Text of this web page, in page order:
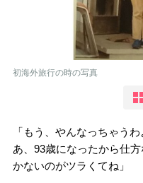
初海外旅行の時の写真
「もう、やんなっちゃう
あ、93歳になったから仕
かないのがツラくてね」